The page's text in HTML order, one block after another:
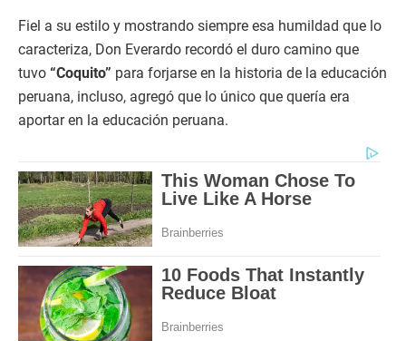
Fiel a su estilo y mostrando siempre esa humildad que lo
caracteriza, Don Everardo recordó el duro camino que
tuvo “Coquito” para forjarse en la historia de la educación
peruana, incluso, agregó que lo único que quería era
aportar en la educación peruana.